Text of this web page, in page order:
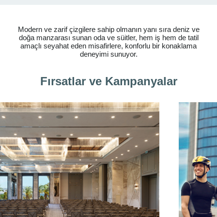
Modern ve zarif çizgilere sahip olmanın yanı sıra deniz ve
doğa manzarası sunan oda ve süitler, hem iş hem de tatil
amaçlı seyahat eden misafirlere, konforlu bir konaklama
deneyimi sunuyor.
Fırsatlar ve Kampanyalar